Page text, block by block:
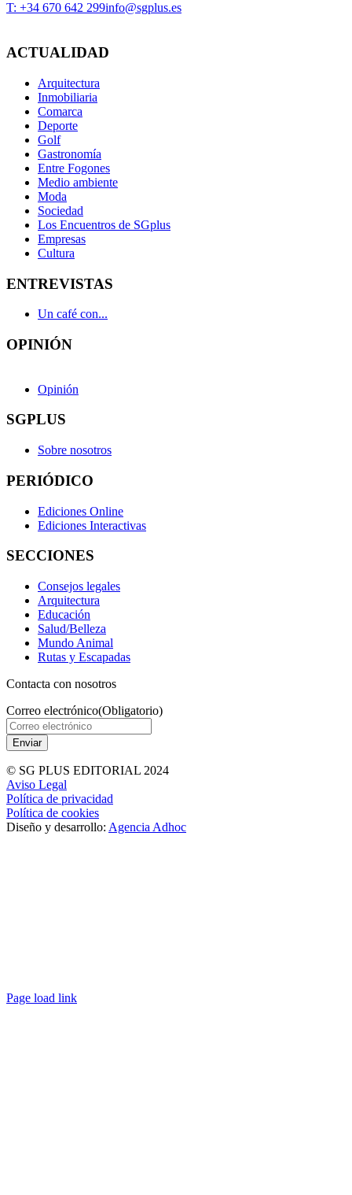
T: +34 670 642 299info@sgplus.es
ACTUALIDAD
Arquitectura
Inmobiliaria
Comarca
Deporte
Golf
Gastronomía
Entre Fogones
Medio ambiente
Moda
Sociedad
Los Encuentros de SGplus
Empresas
Cultura
ENTREVISTAS
Un café con...
OPINIÓN
Opinión
SGPLUS
Sobre nosotros
PERIÓDICO
Ediciones Online
Ediciones Interactivas
SECCIONES
Consejos legales
Arquitectura
Educación
Salud/Belleza
Mundo Animal
Rutas y Escapadas
Contacta con nosotros
Correo electrónico(Obligatorio)
© SG PLUS EDITORIAL 2024
Aviso Legal
Política de privacidad
Política de cookies
Diseño y desarrollo: Agencia Adhoc
Page load link